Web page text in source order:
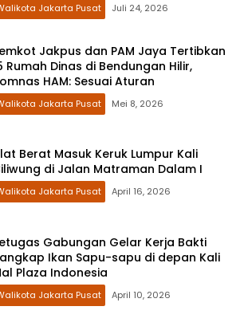
Jakarta Pusat Juli 24, 2026
Jakpus dan PAM Jaya Tertibkan
Rumah Dinas di Bendungan Hilir,
HAM: Sesuai Aturan
Jakarta Pusat Mei 8, 2026
Berat Masuk Keruk Lumpur Kali
di Jalan Matraman Dalam I
Jakarta Pusat April 16, 2026
Gabungan Gelar Kerja Bakti
Ikan Sapu-sapu di depan Kali
Plaza Indonesia
Jakarta Pusat April 10, 2026